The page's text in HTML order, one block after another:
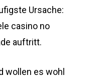
Ursache:
casino no
auftritt.
wollen es wohl